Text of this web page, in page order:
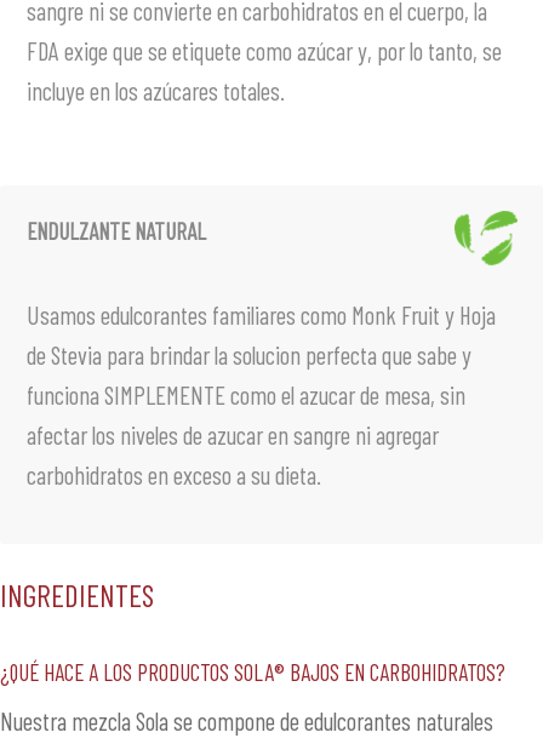
Endulzante Natural
INGREDIENTES
¿Qué hace a los productos SOLA® bajos en carbohidratos?
Nuestra mezcla Sola se compone de edulcorantes naturales